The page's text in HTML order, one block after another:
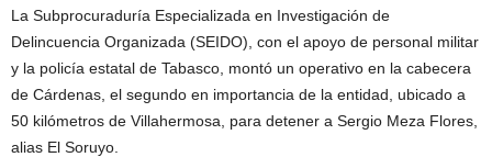
La Subprocuraduría Especializada en Investigación de
Delincuencia Organizada (SEIDO), con el apoyo de personal militar
y la policía estatal de Tabasco, montó un operativo en la cabecera
de Cárdenas, el segundo en importancia de la entidad, ubicado a
50 kilómetros de Villahermosa, para detener a Sergio Meza Flores,
alias El Soruyo.